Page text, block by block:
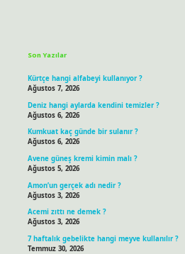
Son Yazılar
Kürtçe hangi alfabeyi kullanıyor ?
Ağustos 7, 2026
Deniz hangi aylarda kendini temizler ?
Ağustos 6, 2026
Kumkuat kaç günde bir sulanır ?
Ağustos 6, 2026
Avene güneş kremi kimin malı ?
Ağustos 5, 2026
Amon’un gerçek adı nedir ?
Ağustos 3, 2026
Acemi zıttı ne demek ?
Ağustos 3, 2026
7 haftalık gebelikte hangi meyve kullanılır ?
Temmuz 30, 2026